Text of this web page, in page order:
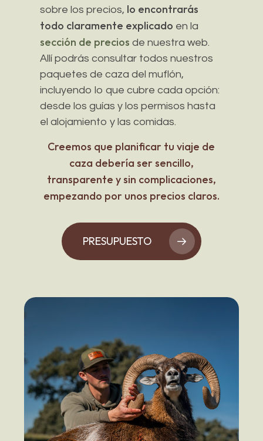
sobre los precios, lo encontrarás
todo claramente explicado en la
sección de preciosde nuestra web.
Allí podrás consultar todos nuestros
paquetes de caza del muflón,
incluyendo lo que cubre cada opción:
desde los guías y los permisos hasta
el alojamiento y las comidas.
Creemos que planificar tu viaje de
caza debería ser sencillo,
transparente y sin complicaciones,
empezando por unos precios claros.
PRESUPUESTO